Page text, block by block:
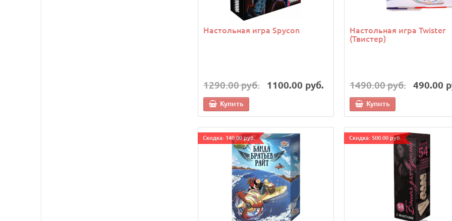
Настольная игра Spycon
1290.00 руб. 1100.00 руб.
Купить
Настольная игра Twister
(Твистер)
1490.00 руб. 490.00
Купить
Cкидка: 140.00 руб. Cкидка: 500.00 руб.